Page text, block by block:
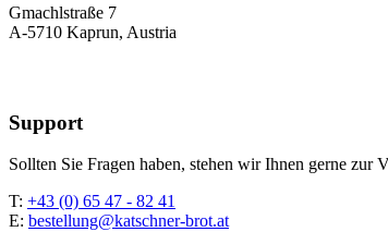
Gmachlstraße 7
A-5710 Kaprun, Austria
Support
Sollten Sie Fragen haben, stehen wir Ihnen gerne zur
T: +43 (0) 65 47 - 82 41
E: bestellung@katschner-brot.at